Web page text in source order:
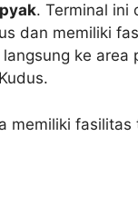
. Terminal ini
dan memiliki
ke
memiliki